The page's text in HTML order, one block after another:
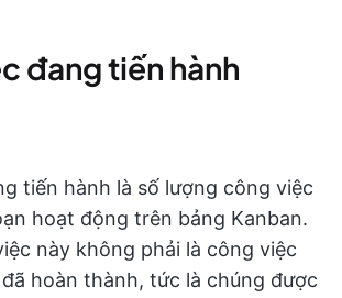
đang tiến hành
tiến hành là số lượng công việc
hoạt động trên bảng Kanban.
này không phải là công việc
hoàn thành, tức là chúng được